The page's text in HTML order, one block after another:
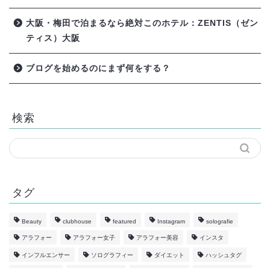
大阪・梅田で泊まるなら絶対このホテル：ZENTIS（ゼン
ティス）大阪
ブログを始めるのにまず何をする？
検索
タグ
Beauty clubhouse featured Instagram solografie
アラフォー アラフォー女子 アラフォー美容 インスタ
インフルエンサー ソログラフィー ダイエット ハッシュタグ